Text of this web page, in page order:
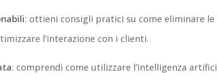
: ottieni consigli pratici su come eliminare
l’interazione con i clienti.
: comprendi come utilizzare l’intelligenza